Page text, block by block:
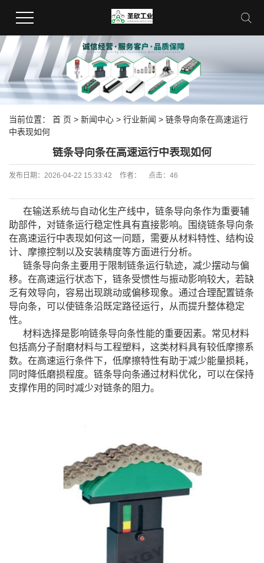
当前位置： 首 页 > 新闻中心 > 行业新闻 > 链条导向条在高速运行
中表现如何
链条导向条在高速运行中表现如何
发布日期： 2026-04-22 15:33:42 作者： 点击： 46
在输送系统与自动化生产线中， 链条导向条作为重要辅
助部件，对链条运行稳定性具有直接影响。围绕链条导向条
在高速运行中表现如何这一问题，需要从材料特性、结构设
计、摩擦控制以及安装精度等方面进行分析。
链条导向条主要用于限制链条运行轨迹，减少摆动与偏
移。在高速运行状态下，链条受惯性与振动影响较大，若缺
乏有效导向，容易出现跳动或偏移现象。通过合理配置链条
导向条，可以使链条沿既定路径运行，从而提升整体稳定
性。
材料选择是影响链条导向条性能的重要因素。常见材料
包括高分子耐磨材料与工程塑料，这类材料具有较低摩擦系
数。在高速运行条件下，低摩擦特性有助于减少能量损耗，
同时降低磨损程度。链条导向条通过材料优化，可以在保持
支撑作用的同时减少对链条的阻力。